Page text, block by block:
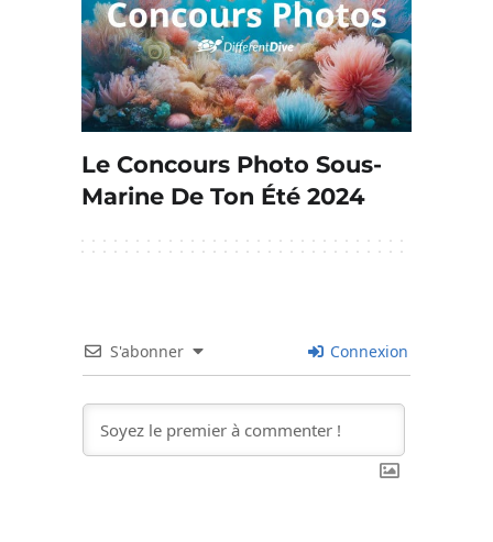
Le Concours Photo Sous-
Marine De Ton Été 2024
S'abonner Connexion